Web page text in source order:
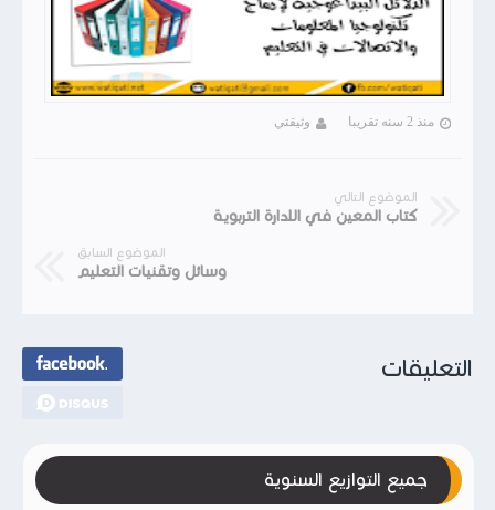
منذ 2 سنه تقريبا وثيقتي
الموضوع التالي
كتاب المعين في الادارة التربوية
الموضوع السابق
وسائل وتقنيات التعليم
التعليقات
جميع التوازيع السنوية